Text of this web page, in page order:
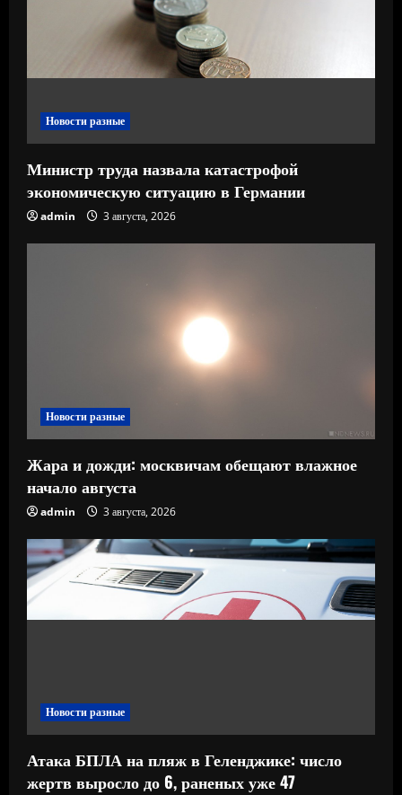
Новости разные
Министр труда назвала катастрофой
экономическую ситуацию в Германии
admin 3 августа, 2026
Новости разные
Жара и дожди: москвичам обещают влажное
начало августа
admin 3 августа, 2026
Новости разные
Атака БПЛА на пляж в Геленджике: число
жертв выросло до 6, раненых уже 47